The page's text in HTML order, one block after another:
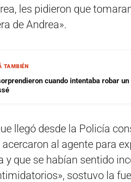
les pidieron que
de Andrea».
TAMBIÉN
cuando intentaba robar
llegó desde la Policía
al agente para
y que se habían sentido
sostuvo la